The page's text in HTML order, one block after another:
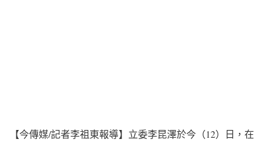
【今傳媒/記者李祖東報導】立委李昆澤於今（12）日，在